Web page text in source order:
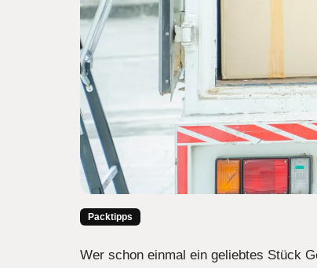
Packtipps
Wer schon einmal ein geliebtes Stück